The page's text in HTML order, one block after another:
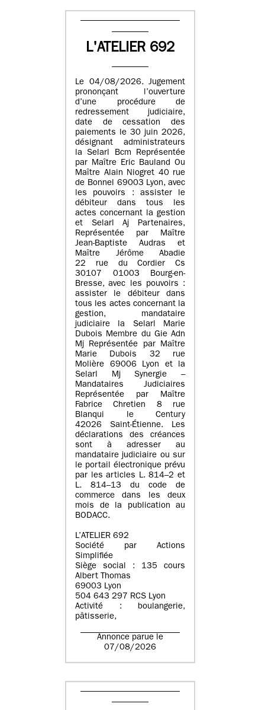
L'ATELIER 692
Le 04/08/2026. Jugement
prononçant l’ouverture
d’une procédure de
redressement judiciaire,
date de cessation des
paiements le 30 juin 2026,
désignant administrateurs
la Selarl Bcm Représentée
par Maître Eric Bauland Ou
Maître Alain Niogret 40 rue
de Bonnel 69003 Lyon, avec
les pouvoirs : assister le
débiteur dans tous les
actes concernant la gestion
et Selarl Aj Partenaires,
Représentée par Maître
Jean-Baptiste Audras et
Maître Jérôme Abadie
22 rue du Cordier Cs
30107 01003 Bourg-en-
Bresse, avec les pouvoirs :
assister le débiteur dans
tous les actes concernant la
gestion, mandataire
judiciaire la Selarl Marie
Dubois Membre du Gie Adn
Mj Représentée par Maître
Marie Dubois 32 rue
Molière 69006 Lyon et la
Selarl Mj Synergie –
Mandataires Judiciaires
Représentée par Maître
Fabrice Chretien 8 rue
Blanqui le Century
42026 Saint-Étienne. Les
déclarations des créances
sont à adresser au
mandataire judiciaire ou sur
le portail électronique prévu
par les articles L. 814–2 et
L. 814–13 du code de
commerce dans les deux
mois de la publication au
BODACC.
L’ATELIER 692
Société par Actions
Simplifiée
Siège social : 135 cours
Albert Thomas
69003 Lyon
504 643 297 RCS Lyon
Activité : boulangerie,
pâtisserie,
Annonce parue le
07/08/2026